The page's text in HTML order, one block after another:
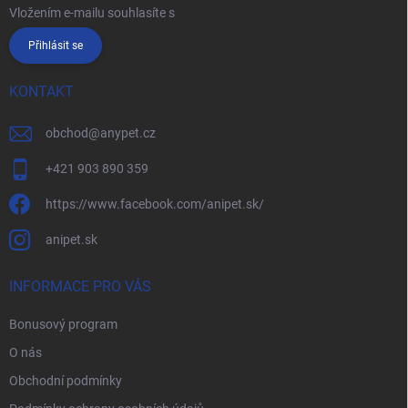
Vložením e-mailu souhlasíte s
Přihlásit se
KONTAKT
obchod@anypet.cz
+421 903 890 359
https://www.facebook.com/anipet.sk/
anipet.sk
INFORMACE PRO VÁS
Bonusový program
O nás
Obchodní podmínky